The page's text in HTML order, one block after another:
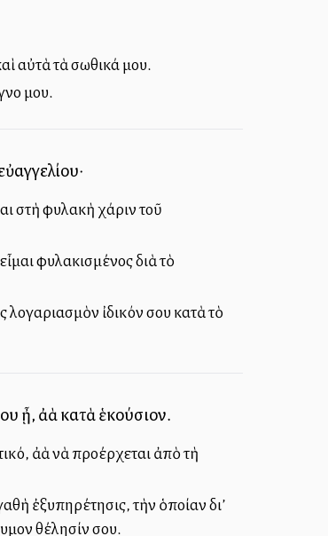
αὐτὰ τὰ σωθικά μου.
μου.
στὴ φυλακὴ χάριν τοῦ
φυλακισμένος διὰ τὸ
ἰδικόν σου κατὰ τὸ
ἀλλὰ κατὰ ἑκούσιον.
ἀλλὰ νὰ προέρχεται ἀπὸ τὴ
ἐξυπηρέτησις, τὴν ὁποίαν δι’
θέλησίν σου.